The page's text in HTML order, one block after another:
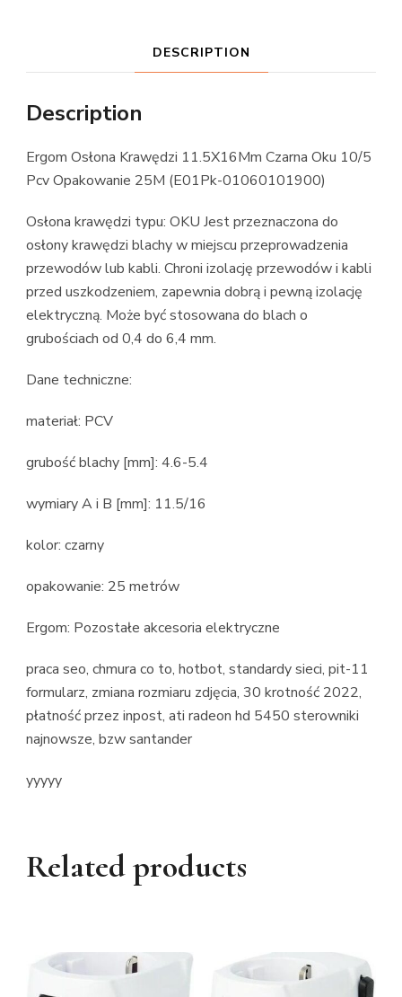
DESCRIPTION
Description
Ergom Osłona Krawędzi 11.5X16Mm Czarna Oku 10/5
Pcv Opakowanie 25M (E01Pk-01060101900)
Osłona krawędzi typu: OKU Jest przeznaczona do
osłony krawędzi blachy w miejscu przeprowadzenia
przewodów lub kabli. Chroni izolację przewodów i kabli
przed uszkodzeniem, zapewnia dobrą i pewną izolację
elektryczną. Może być stosowana do blach o
grubościach od 0,4 do 6,4 mm.
Dane techniczne:
materiał: PCV
grubość blachy [mm]: 4.6-5.4
wymiary A i B [mm]: 11.5/16
kolor: czarny
opakowanie: 25 metrów
Ergom: Pozostałe akcesoria elektryczne
praca seo, chmura co to, hotbot, standardy sieci, pit-11
formularz, zmiana rozmiaru zdjęcia, 30 krotność 2022,
płatność przez inpost, ati radeon hd 5450 sterowniki
najnowsze, bzw santander
yyyyy
Related products